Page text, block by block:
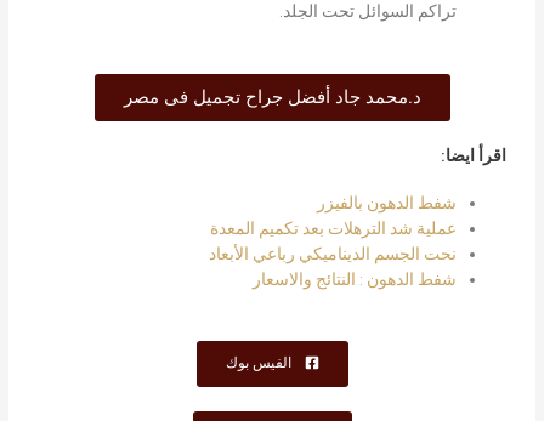
تراكم السوائل تحت الجلد.
د.محمد جاد أفضل جراح تجميل فى مصر
اقرأ ايضا:
شفط الدهون بالفيزر
عملية شد الترهلات بعد تكميم المعدة
نحت الجسم الديناميكي رباعي الأبعاد
شفط الدهون : النتائج والاسعار
الفيس بوك